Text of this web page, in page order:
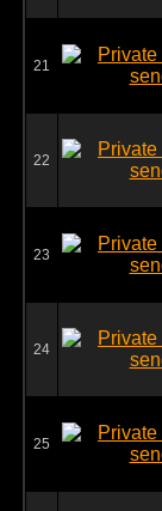
21
22
23
24
25